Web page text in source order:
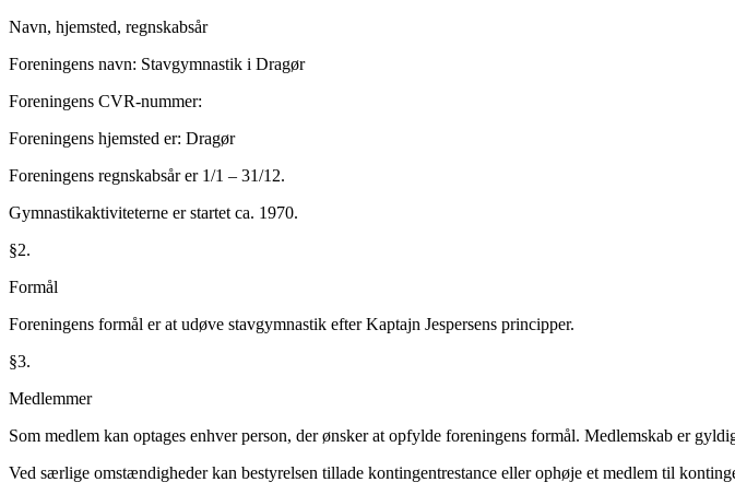
Navn, hjemsted, regnskabsår
Foreningens navn: Stavgymnastik i Dragør
Foreningens CVR‐nummer:
Foreningens hjemsted er: Dragør
Foreningens regnskabsår er 1/1 – 31/12.
Gymnastikaktiviteterne er startet ca. 1970.
§2.
Formål
Foreningens formål er at udøve stavgymnastik efter Kaptajn Jespersens principper.
§3.
Medlemmer
Som medlem kan optages enhver person, der ønsker at opfylde foreningens formål. Medlemskab er
Ved særlige omstændigheder kan bestyrelsen tillade kontingentrestance eller ophøje et medlem til